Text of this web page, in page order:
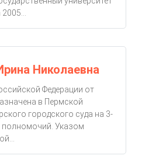
Николаевна
Федерации от
в Пермской
городского суда на 3-
полномочий. Указом